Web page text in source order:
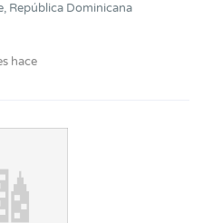
República Dominicana
hace